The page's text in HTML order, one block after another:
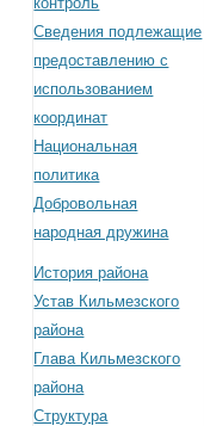
Сведения подлежащие
предоставлению с
использованием
координат
Национальная
политика
Добровольная
народная дружина
История района
Устав Кильмезского
района
Глава Кильмезского
района
Структура